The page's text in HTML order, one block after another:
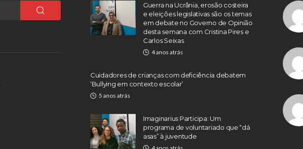
Guerra na Ucrânia, erosão costeira
e eleições legislativas são os temas
em debate no Governo de Opinião
desta semana com Cristina Pires e
Carlos Seixas
4 anos atrás
Cuidadores de crianças com deficiência debatem
‘Bullying em contexto escolar’
5 anos atrás
Imaginarius Participa: Um
programa de voluntariado que “dá
asas” à juventude